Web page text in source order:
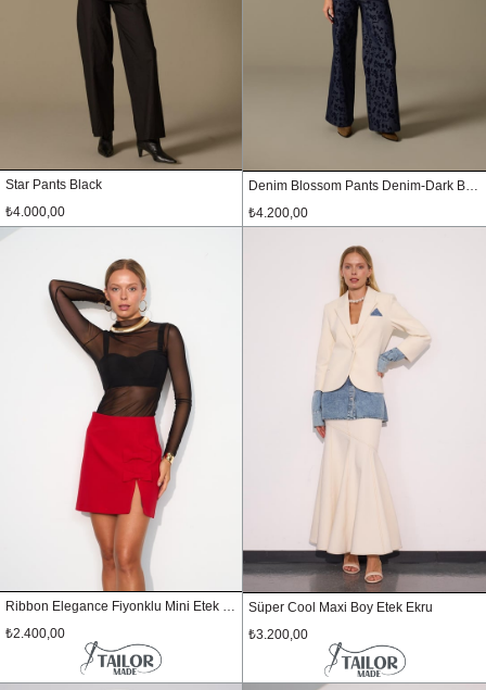
Star Pants Black
₺4.000,00
Denim Blossom Pants Denim-Dark Blue
₺4.200,00
Ribbon Elegance Fiyonklu Mini Etek Kırmızı
₺2.400,00
Süper Cool Maxi Boy Etek Ekru
₺3.200,00